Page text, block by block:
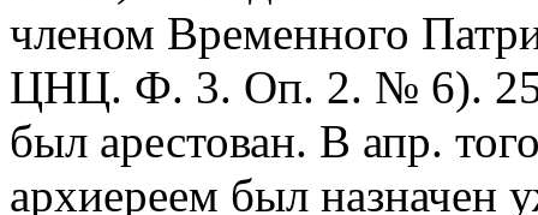
членом Временного
ЦНЦ. Ф. 3. Оп. 2. № 6). 25
был арестован. В апр.
архиереем был назначен